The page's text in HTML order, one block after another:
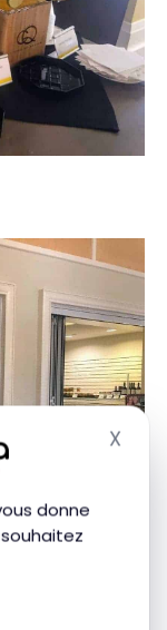
donne
X
Resort & Spa